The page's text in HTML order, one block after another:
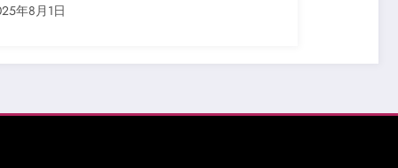
年8月1日